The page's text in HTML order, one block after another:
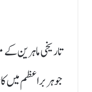
تاریخی ماہرین
جو ہر براعظم